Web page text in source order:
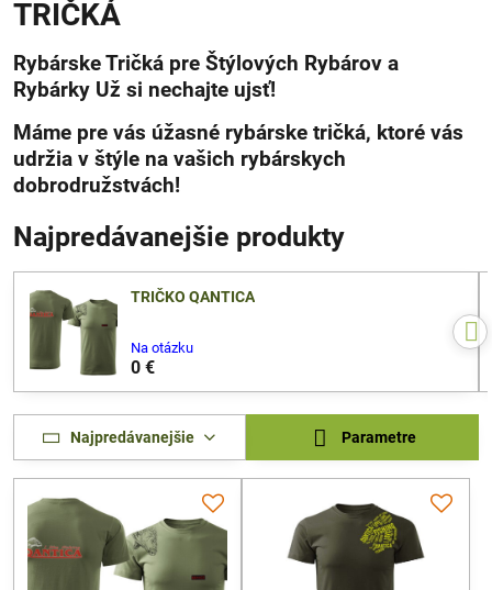
TRIČKÁ
Rybárske Tričká pre Štýlových Rybárov a
Rybárky Už si nechajte ujsť!
Máme pre vás úžasné rybárske tričká, ktoré vás
udržia v štýle na vašich rybárskych
dobrodružstvách!
Najpredávanejšie produkty
TRIČKO QANTICA
Na otázku
0 €
Najpredávanejšie Parametre